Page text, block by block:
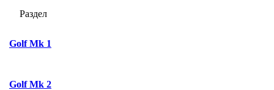
Раздел
Golf Mk 1
Golf Mk 2